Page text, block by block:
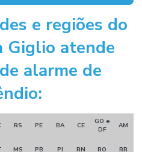
incêndio
e regiões do
Giglio atende
alarme de
RS PE BA CE
GO e
DF
AM
MS PB PI RN RO RR